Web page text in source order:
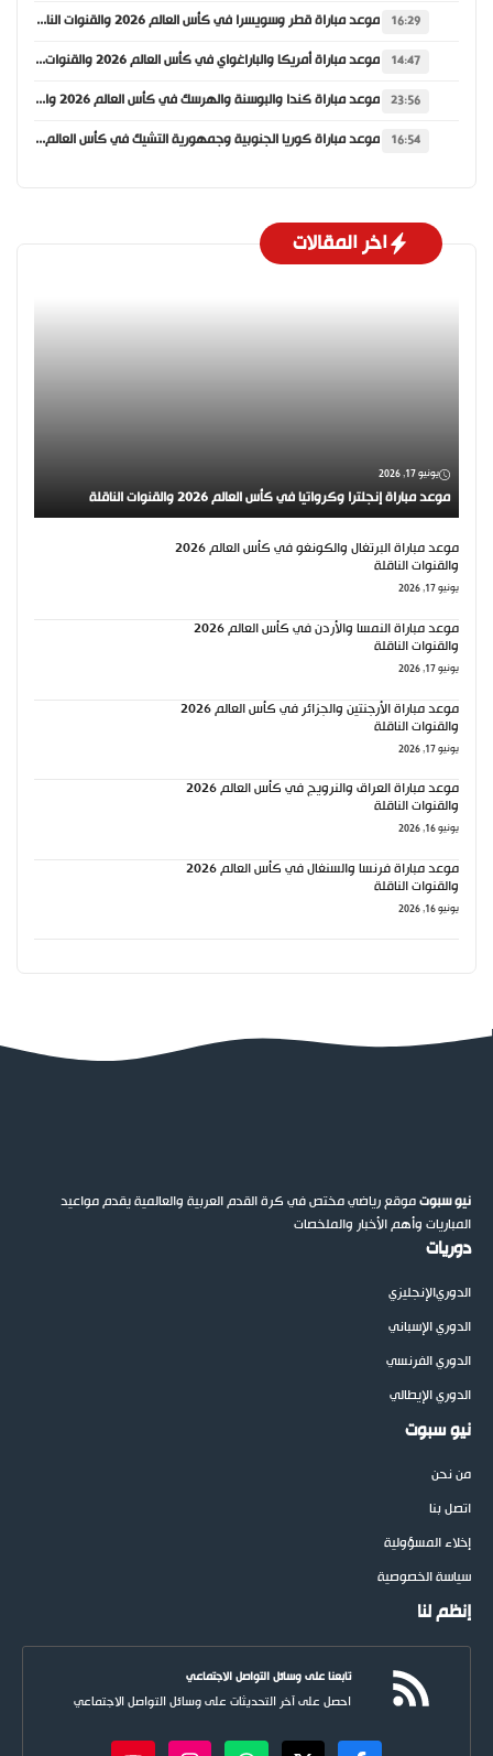
16:29 موعد مباراة قطر وسويسرا في كأس العالم 2026 والقنوات الناقلة
14:47 موعد مباراة أمريكا والباراغواي في كأس العالم 2026 والقنوات الناقلة
23:56 موعد مباراة كندا والبوسنة والهرسك في كأس العالم 2026 والقنوات الناقلة
16:54 موعد مباراة كوريا الجنوبية وجمهورية التشيك في كأس العالم 2026 والقنوات الناقلة
اخر المقالات
يونيو 17, 2026
موعد مباراة إنجلترا وكرواتيا في كأس العالم 2026 والقنوات الناقلة
موعد مباراة البرتغال والكونغو في كأس العالم 2026
والقنوات الناقلة
يونيو 17, 2026
موعد مباراة النمسا والأردن في كأس العالم 2026
والقنوات الناقلة
يونيو 17, 2026
موعد مباراة الأرجنتين والجزائر في كأس العالم 2026
والقنوات الناقلة
يونيو 17, 2026
موعد مباراة العراق والنرويج في كأس العالم 2026
والقنوات الناقلة
يونيو 16, 2026
موعد مباراة فرنسا والسنغال في كأس العالم 2026
والقنوات الناقلة
يونيو 16, 2026
نيو سبوتموقع رياضي مختص في كرة القدم العربية والعالمية يقدم مواعيد
المباريات وأهم الأخبار والملخصات
دوريات
الدوريالإنجليزي
الدوري الإسباني
الدوري الفرنسي
الدوري الإيطالي
نيو سبوت
من نحن
اتصل بنا
إخلاء المسؤولية
سياسة الخصوصية
إنظم لنا
تابعنا على وسائل التواصل الاجتماعي
احصل على آخر التحديثات على وسائل التواصل الاجتماعي